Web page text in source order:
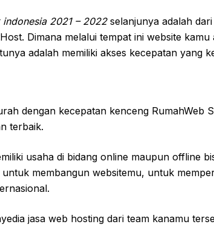
2021 – 2022selanjunya adalah
Dimana melalui tempat ini website kamu
adalah memiliki akses kecepatan yang
dengan kecepatan kenceng RumahWeb
terbaik.
usaha di bidang online maupun offline
untuk membangun websitemu, untuk
jasa web hosting dari team kanamu